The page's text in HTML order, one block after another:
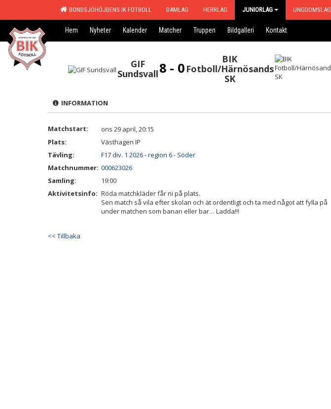
BONDSJÖHÖJDENS IK FOTBOLL DAMLAG HERRLAG JUNIORLAG UNGDOMSLAG
Hem Nyheter Kalender Matcher Truppen Bildgalleri Kontakt
GIF
Sundsvall8 - 0
BIK
Fotboll/Härnösands
SK
INFORMATION
Matchstart:
ons 29 april, 20:15
Plats:
Västhagen IP
Tävling:
F17 div. 1 2026 - region 6 - Söder
Matchnummer: 000623026
Samling:
19:00
Aktivitetsinfo: Röda matchkläder får ni på plats.
Sen match så vila efter skolan och ät ordentligt och ta med något att fylla på
under matchen som banan eller bar… Ladda!!!
<< Tillbaka